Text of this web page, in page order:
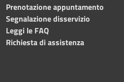
Prenotazione appuntamento
Segnalazione disservizio
Leggi le FAQ
Richiesta di assistenza